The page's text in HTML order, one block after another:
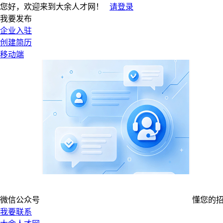
您好，欢迎来到大余人才网！
请登录
我要发布
企业入驻
创建简历
移动端
微信公众号
懂您的
我要联系